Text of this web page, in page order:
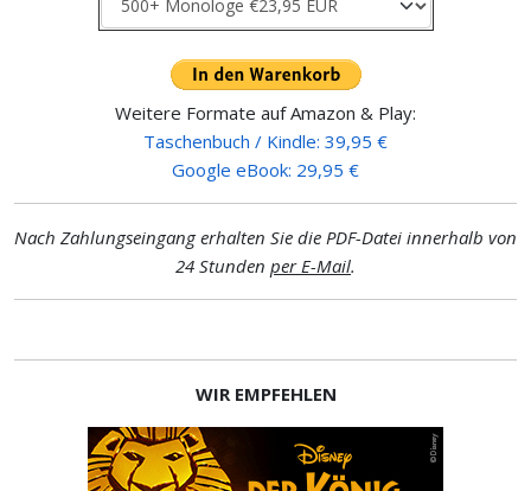
Weitere Formate auf Amazon & Play:
Taschenbuch / Kindle: 39,95 €
Google eBook: 29,95 €
Nach Zahlungseingang erhalten Sie die PDF-Datei innerhalb von
24 Stunden per E-Mail.
WIR EMPFEHLEN